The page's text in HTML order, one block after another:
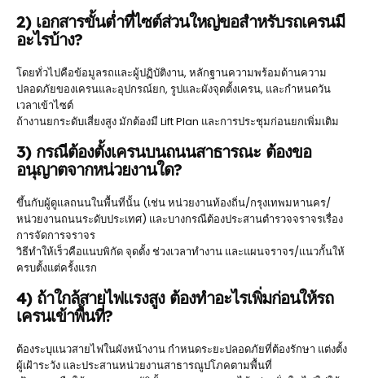
2) เอกสารขั้นต่ำที่ไซต์ส่วนใหญ่ขอสำหรับรถเครนมี
อะไรบ้าง?
โดยทั่วไปคือข้อมูลรถและผู้ปฏิบัติงาน, หลักฐานความพร้อมด้านความ
ปลอดภัยของเครนและอุปกรณ์ยก, รูปและผังจุดตั้งเครน, และกำหนดวัน
เวลาเข้าไซต์
ถ้างานยกระดับเสี่ยงสูง มักต้องมี Lift Plan และการประชุมก่อนยกเพิ่มเติม
3) กรณีต้องตั้งเครนบนถนนสาธารณะ ต้องขอ
อนุญาตจากหน่วยงานใด?
ขึ้นกับผู้ดูแลถนนในพื้นที่นั้น (เช่น หน่วยงานท้องถิ่น/กรุงเทพมหานคร/
หน่วยงานถนนระดับประเทศ) และบางกรณีต้องประสานตำรวจจราจรเรื่อง
การจัดการจราจร
วิธีทำให้เร็วคือแนบพิกัด จุดตั้ง ช่วงเวลาทำงาน และแผนจราจร/แนวกั้นให้
ครบตั้งแต่ครั้งแรก
4) ถ้าใกล้สายไฟแรงสูง ต้องทำอะไรเพิ่มก่อนให้รถ
เครนเข้าพื้นที่?
ต้องระบุแนวสายไฟในผังหน้างาน กำหนดระยะปลอดภัยที่ต้องรักษา แต่งตั้ง
ผู้เฝ้าระวัง และประสานหน่วยงานสาธารณูปโภคตามพื้นที่